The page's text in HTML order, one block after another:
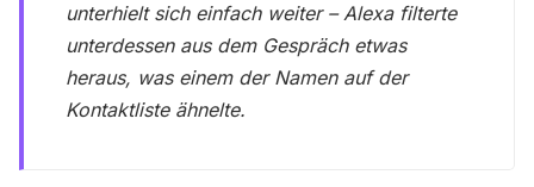
unterhielt sich einfach weiter – Alexa filterte
unterdessen aus dem Gespräch etwas
heraus, was einem der Namen auf der
Kontaktliste ähnelte.